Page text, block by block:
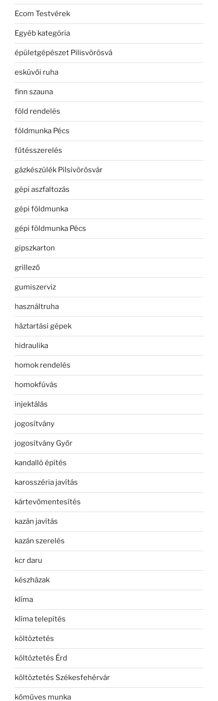
Ecom Testvérek
Egyéb kategória
épületgépészet Pilisvörösvá
esküvői ruha
finn szauna
föld rendelés
földmunka Pécs
fűtésszerelés
gázkészülék Pilsivörösvár
gépi aszfaltozás
gépi földmunka
gépi földmunka Pécs
gipszkarton
grillező
gumiszerviz
használtruha
háztartási gépek
hidraulika
homok rendelés
homokfúvás
injektálás
jogosítvány
jogosítvány Győr
kandalló építés
karosszéria javítás
kártevőmentesítés
kazán javítás
kazán szerelés
kcr daru
készházak
klíma
klíma telepítés
költöztetés
költöztetés Érd
költöztetés Székesfehérvár
kőműves munka